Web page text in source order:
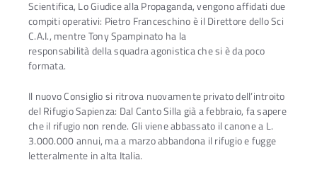
Scientifica, Lo Giudice alla Propaganda, vengono affidati due
compiti operativi: Pietro Franceschino è il Direttore dello Sci
C.A.I., mentre Tony Spampinato ha la
responsabilità della squadra agonistica che si è da poco
formata.
Il nuovo Consiglio si ritrova nuovamente privato dell’introito
del Rifugio Sapienza: Dal Canto Silla già a febbraio, fa sapere
che il rifugio non rende. Gli viene abbassato il canone a L.
3.000.000 annui, ma a marzo abbandona il rifugio e fugge
letteralmente in alta Italia.